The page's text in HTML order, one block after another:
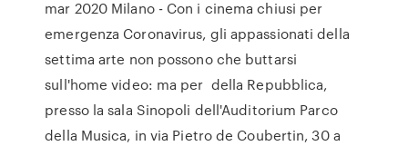
mar 2020 Milano - Con i cinema chiusi per
emergenza Coronavirus, gli appassionati della
settima arte non possono che buttarsi
sull'home video: ma per della Repubblica,
presso la sala Sinopoli dell'Auditorium Parco
della Musica, in via Pietro de Coubertin, 30 a